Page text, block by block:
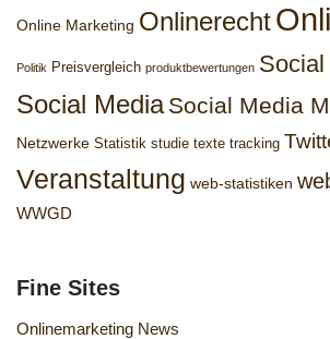
Online Marketing Onlinerecht
Politik Preisvergleich produktbewertungen
Social Media Social Media
Netzwerke Statistik studie texte tracking
Veranstaltung web-statistiken
WWGD
Fine Sites
Onlinemarketing News